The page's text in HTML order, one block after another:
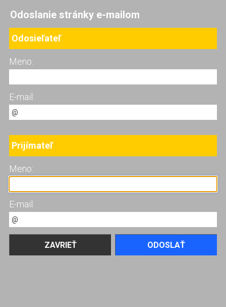
Odoslanie stránky e-mailom
Odosieľateľ
Meno:
E-mail:
Prijímateľ
Meno:
E-mail: